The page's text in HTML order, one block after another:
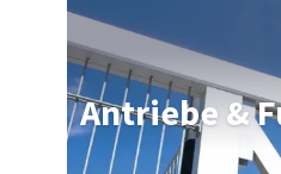
Antriebe &